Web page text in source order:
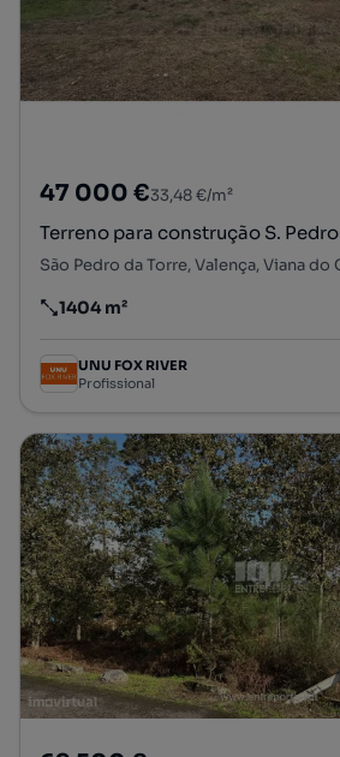
47 000 €33,48 €/m²
Terreno para construção S.
São Pedro da Torre, Valença, Viana do
Preço por metro quadrado
1404 m²
UNU FOX RIVER
Profissional